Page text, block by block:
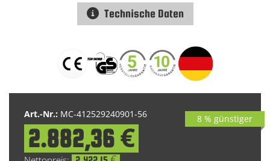
Art.-Nr.: MC-412529240901-56
Special
Price
2.882,36 €
8 % günstiger
Technische Daten